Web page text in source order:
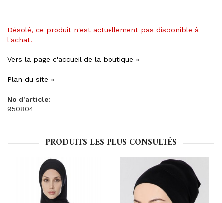
Désolé, ce produit n'est actuellement pas disponible à
l'achat.
Vers la page d'accueil de la boutique »
Plan du site »
No d'article:
950804
PRODUITS LES PLUS CONSULTÉS